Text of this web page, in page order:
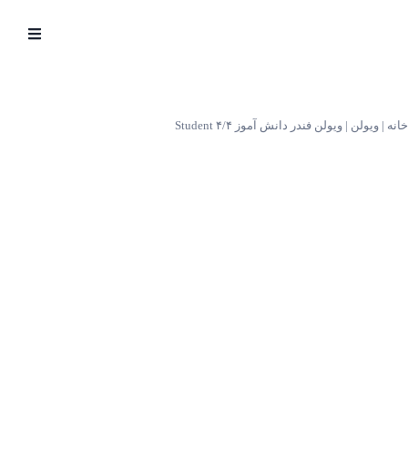
Open
|ویولن|ویولن فندر دانش آموز ۴/۴ Student